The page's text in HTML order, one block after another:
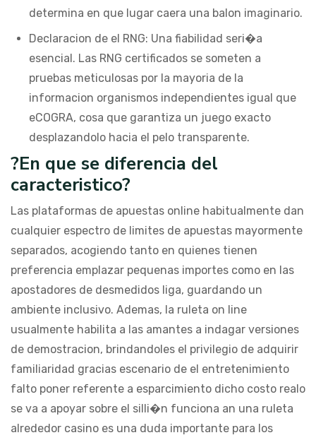
determina en que lugar caera una balon imaginario.
Declaracion de el RNG: Una fiabilidad seri�a
esencial. Las RNG certificados se someten a
pruebas meticulosas por la mayoria de la
informacion organismos independientes igual que
eCOGRA, cosa que garantiza un juego exacto
desplazandolo hacia el pelo transparente.
?En que se diferencia del
caracteristico?
Las plataformas de apuestas online habitualmente dan
cualquier espectro de limites de apuestas mayormente
separados, acogiendo tanto en quienes tienen
preferencia emplazar pequenas importes como en las
apostadores de desmedidos liga, guardando un
ambiente inclusivo. Ademas, la ruleta on line
usualmente habilita a las amantes a indagar versiones
de demostracion, brindandoles el privilegio de adquirir
familiaridad gracias escenario de el entretenimiento
falto poner referente a esparcimiento dicho costo realo
se va a apoyar sobre el silli�n funciona an una ruleta
alrededor casino es una duda importante para los